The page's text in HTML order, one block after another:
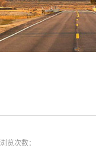
浏览次数：